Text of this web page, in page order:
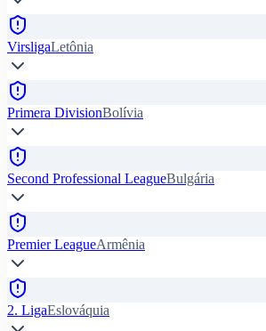
VirsligaLetônia
Primera DivisionBolívia
Second Professional LeagueBulgária
Premier LeagueArmênia
2. LigaEslováquia